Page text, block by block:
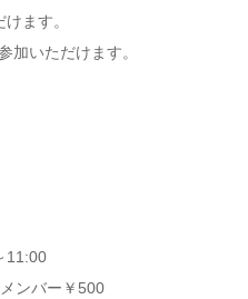
ます。
加いただけます。
11:00
ンバー￥500